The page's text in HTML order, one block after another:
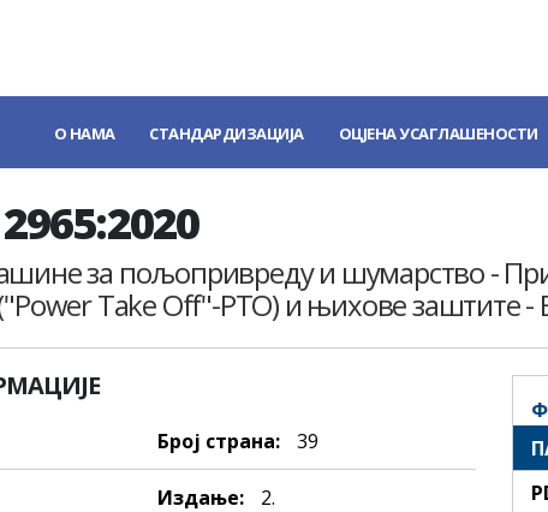
О НАМА СТАНДАРДИЗАЦИЈА ОЦЈЕНА УСАГЛАШЕНОСТИ
за пољопривреду и шумарство -
Take Off"-PTO) и њихове заштите -
Број страна: 39
Издање: 2.